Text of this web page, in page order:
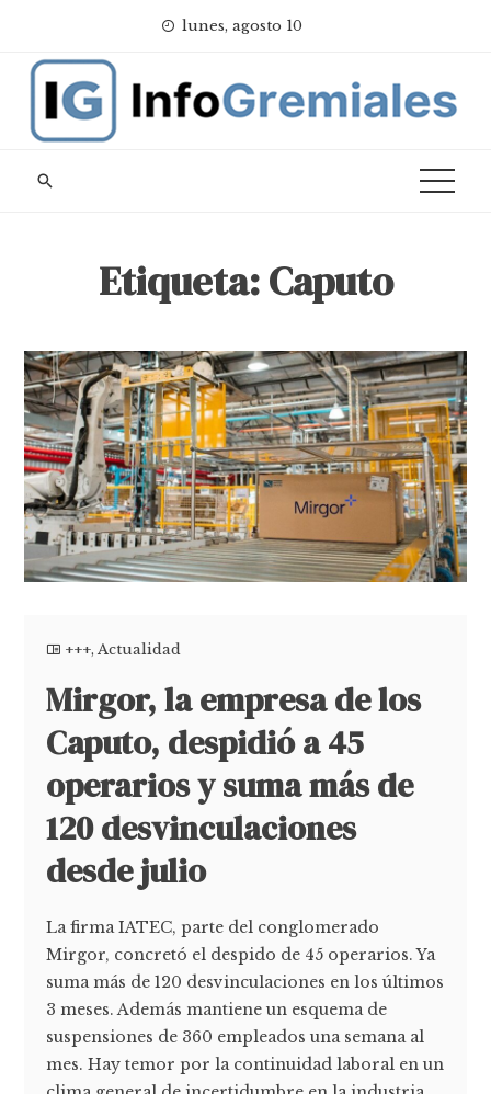
content
lunes, agosto 10
Etiqueta:Caputo
+++,Actualidad
Mirgor, la empresa de los
Caputo, despidió a 45
operarios y suma más de
120 desvinculaciones
desde julio
La firma IATEC, parte del conglomerado
Mirgor, concretó el despido de 45 operarios. Ya
suma más de 120 desvinculaciones en los últimos
3 meses. Además mantiene un esquema de
suspensiones de 360 empleados una semana al
mes. Hay temor por la continuidad laboral en un